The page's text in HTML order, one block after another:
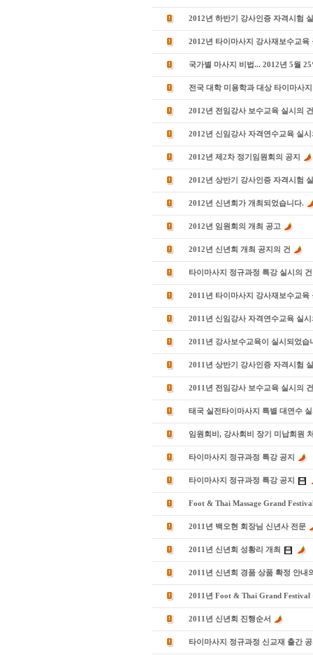
2012년 하반기 강사인증 자격시험
2012년 타이마사지 강사재보수교육
국가별 마사지 비법... 2012년 5월
전국 대학 미용학과 대상 타이마사
2012년 전임강사 보수교육 실시의 건
2012년 신임강사 자격연수교육 실
2012년 제2차 정기임원회의 공지
2012년 상반기 강사인증 자격시험
2012년 신년회가 개최되었습니다.
2012년 임원회의 개최 공고
2012년 신년회 개최 공지의 건
타이마사지 정규과정 특강 실시의 건
2011년 타이마사지 강사재보수교육
2011년 신임강사 자격연수교육 실
2011년 강사보수교육이 실시되었습
2011년 상반기 강사인증 자격시험
2011년 전임강사 보수교육 실시의 건
태국 실전타이마사지 특별 대연수
임원회비, 강사회비 장기 미납회원
타이마사지 정규과정 특강 공지
타이마사지 정규과정 특강 공지
Foot & Thai Massage Grand
2011년 백오현 회장님 신년사 전문
2011년 신년회 성황리 개최
2011년 신년회 경품 상품 확정 안내
2011년 Foot & Thai Grand Festival
2011년 신년회 진행순서
타이마사지 정규과정 신교재 출간